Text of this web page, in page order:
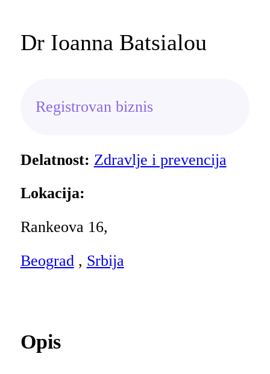
Dr Ioanna Batsialou
Registrovan biznis
Delatnost: Zdravlje i prevencija
Lokacija:
Rankeova 16,
Beograd , Srbija
Opis